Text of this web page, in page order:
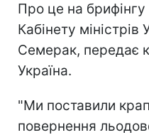
Про це на брифінгу
Кабінету міністрів
Семерак, передає
Україна.
"Ми поставили
повернення